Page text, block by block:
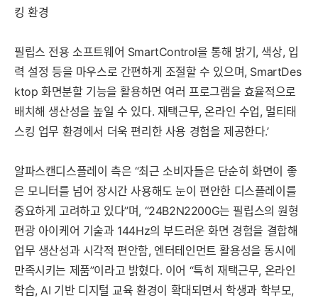
킹 환경
필립스 전용 소프트웨어 SmartControl을 통해 밝기, 색상, 입
력 설정 등을 마우스로 간편하게 조절할 수 있으며, SmartDes
ktop 화면분할 기능을 활용하면 여러 프로그램을 효율적으로
배치해 생산성을 높일 수 있다. 재택근무, 온라인 수업, 멀티태
스킹 업무 환경에서 더욱 편리한 사용 경험을 제공한다.’
알파스캔디스플레이 측은 “최근 소비자들은 단순히 화면이 좋
은 모니터를 넘어 장시간 사용해도 눈이 편안한 디스플레이를
중요하게 고려하고 있다”며, “24B2N2200G는 필립스의 원형
편광 아이케어 기술과 144Hz의 부드러운 화면 경험을 결합해
업무 생산성과 시각적 편안함, 엔터테인먼트 활용성을 동시에
만족시키는 제품”이라고 밝혔다. 이어 “특히 재택근무, 온라인
학습, AI 기반 디지털 교육 환경이 확대되면서 학생과 학부모,